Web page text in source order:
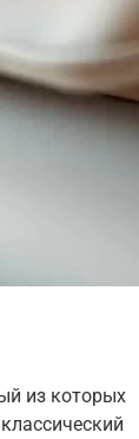
из которых